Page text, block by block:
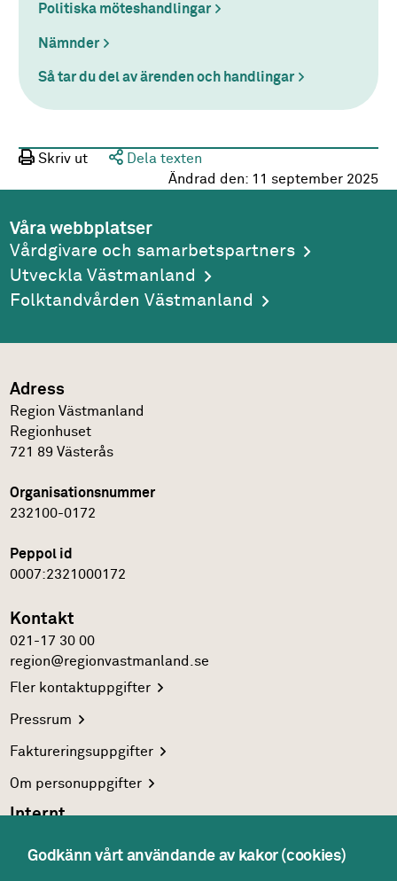
Politiska möteshandlingar
Nämnder
Så tar du del av ärenden och handlingar
Skriv ut
Dela texten
Ändrad den: 11 september 2025
Våra webbplatser
Vårdgivare och samarbetspartners
Utveckla Västmanland
Folktandvården Västmanland
Adress
Region Västmanland
Regionhuset
721 89 Västerås
Organisationsnummer
232100-0172
Peppol id
0007:2321000172
Kontakt
021-17 30 00
region@regionvastmanland.se
Flerkontaktuppgifter
Pressrum
Faktureringsuppgifter
Om personuppgifter
Internt
Godkänn vårt användande av kakor (cookies)